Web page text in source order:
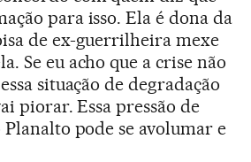
para isso. Ela é dona da
de ex-guerrilheira mexe
Se eu acho que a crise não
situação de degradação
piorar. Essa pressão de
pode se avolumar e